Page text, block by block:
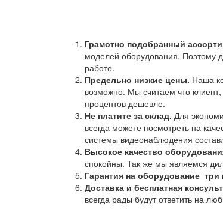
Грамотно подобранный
моделей оборудования. Поэтому
работе.
Предельно низкие цены. Наша
возможно. Мы считаем что
процентов дешевле.
Не платите за склад. Для
всегда можете посмотреть на
системы видеонаблюдения
Высокое качество
спокойны. Так же мы являемся
Гарантия на оборудование три
Доставка и бесплатная
всегда рады будут ответить на